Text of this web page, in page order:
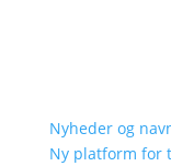
Nyheder og
Ny platform for